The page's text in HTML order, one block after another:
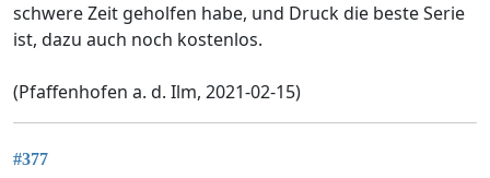
schwere Zeit geholfen habe, und Druck die beste Serie
ist, dazu auch noch kostenlos.
(Pfaffenhofen a. d. Ilm, 2021-02-15)
#377